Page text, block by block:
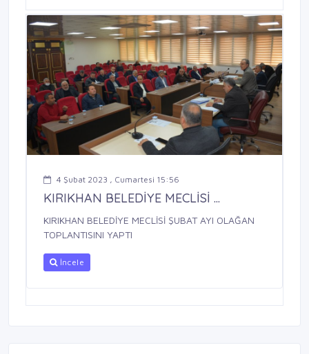
4 Şubat 2023 , Cumartesi 15:56
KIRIKHAN BELEDİYE MECLİSİ ...
KIRIKHAN BELEDİYE MECLİSİ ŞUBAT AYI OLAĞAN
TOPLANTISINI YAPTI
İncele